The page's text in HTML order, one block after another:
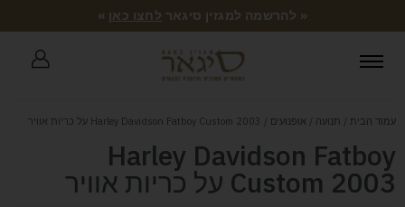
« להרשמה למגזין סיגאר לחצו כאן »
עמוד הבית / תנועה / אופנועים / Harley Davidson Fatboy Custom 2003 על כריות אוויר
Harley Davidson Fatboy
Custom 2003 על כריות אוויר